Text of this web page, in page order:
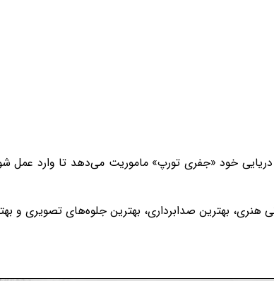
خود «جفری تورپ» ماموریت می‌دهد تا وارد عمل